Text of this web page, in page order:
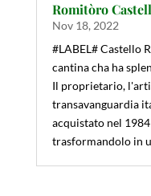
Romitòro
Nov 18, 2022
#LABEL# Castello
cantina cha ha
Il proprietario,
transavanguardia
acquistato nel
trasformandolo in